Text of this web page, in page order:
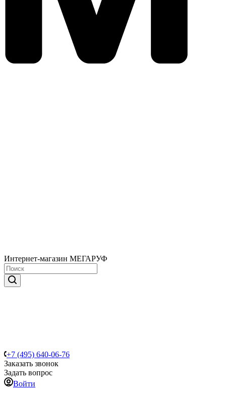
Интернет-магазин МЕГАРУФ
+7 (495) 640-06-76
Заказать звонок
Задать вопрос
Войти